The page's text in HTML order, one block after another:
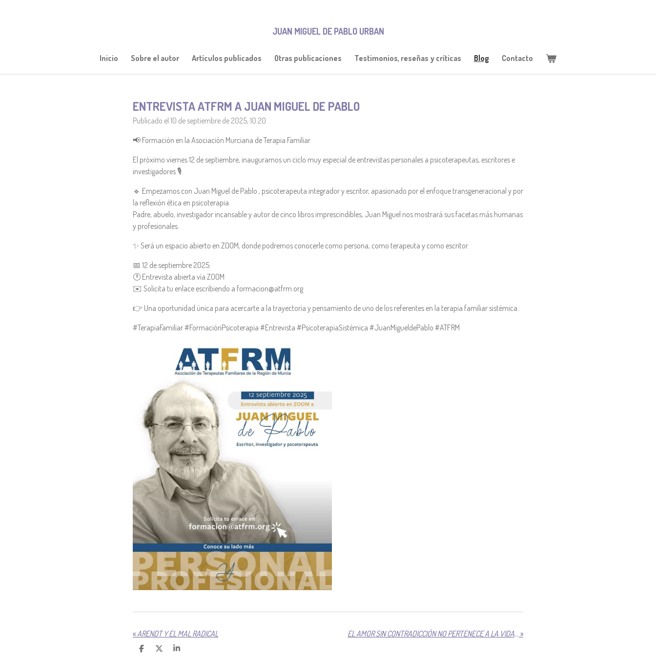
JUAN MIGUEL DE PABLO URBAN
Inicio Sobre el autor Artículos publicados Otras publicaciones Testimonios, reseñas y críticas Blog Contacto
ENTREVISTA ATFRM A JUAN MIGUEL DE PABLO
Publicado el 10 de septiembre de 2025, 10:20
📢 Formación en la Asociación Murciana de Terapia Familiar
El próximo viernes 12 de septiembre, inauguramos un ciclo muy especial de entrevistas personales a psicoterapeutas, escritores e
investigadores 🎙️.
🔹 Empezamos con Juan Miguel de Pablo , psicoterapeuta integrador y escritor, apasionado por el enfoque transgeneracional y por
la reflexión ética en psicoterapia.
Padre, abuelo, investigador incansable y autor de cinco libros imprescindibles, Juan Miguel nos mostrará sus facetas más humanas
y profesionales.
✨ Será un espacio abierto en ZOOM, donde podremos conocerle como persona, como terapeuta y como escritor.
📅 12 de septiembre 2025
🕐 Entrevista abierta vía ZOOM
✉️ Solicita tu enlace escribiendo a formacion@atfrm.org
👉 Una oportunidad única para acercarte a la trayectoria y pensamiento de uno de los referentes en la terapia familiar sistémica.
#TerapiaFamiliar #FormaciónPsicoterapia #Entrevista #PsicoterapiaSistémica #JuanMigueldePablo #ATFRM
«ARENDT Y EL MAL RADICAL EL AMOR SIN CONTRADICCIÓN NO PERTENECE A LA VIDA HUMANA »
C
C
C